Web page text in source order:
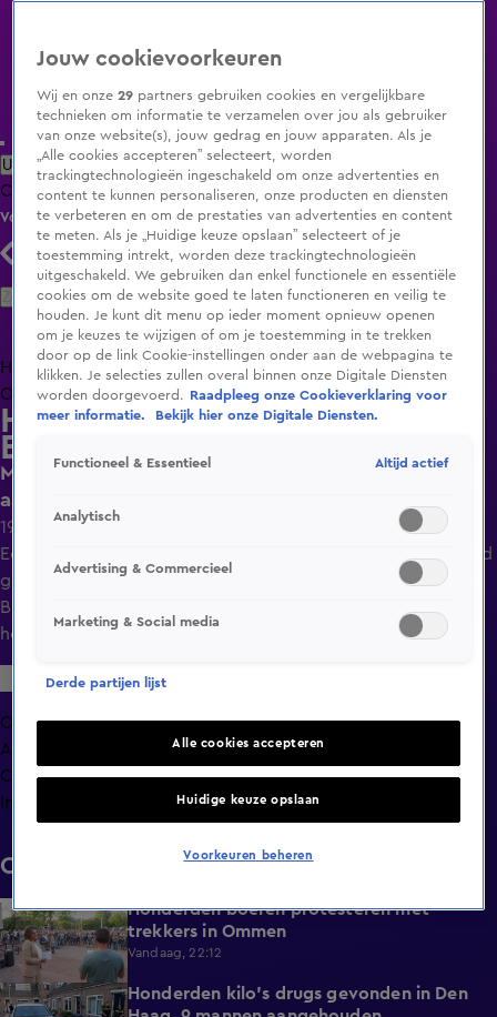
Uitzending Gemist Populaire programma's Zenders Genres
ClipsFilmsRadioSmart TV inlogShop
Volg KIJK
Zoeken
HomeUitzending Gemist Programma's De Bondgenoten
OranjezomerLivestreamsShop
Hart van Nederland - Late
Editie
Minderjarige jongen op step zwaargewond na
aanrijding met trein in Buitenpost
19 mei 2025, 11:17
Een minderjarige jongen is maandagochtend zwaargewond
geraakt bij een aanrijding met een trein in het Friese
Buitenpost. Het ongeval vond rond 08.20 uur plaats ter
hoogte van de overweg aan de Stationsstraat.
Overzicht
Afleveringen
Clips
Info
Clips
0:34
Honderden boeren protesteren met
trekkers in Ommen
Vandaag, 22:12
0:37
Honderden kilo's drugs gevonden in Den
Jouw cookievoorkeuren
Wij en onze29 partners gebruiken cookies en vergelijkbare
technieken om informatie te verzamelen over jou als gebruiker
van onze website(s), jouw gedrag en jouw apparaten. Als je
„Alle cookies accepteren” selecteert, worden
trackingtechnologieën ingeschakeld om onze advertenties en
content te kunnen personaliseren, onze producten en diensten
te verbeteren en om de prestaties van advertenties en content
te meten. Als je „Huidige keuze opslaan” selecteert of je
toestemming intrekt, worden deze trackingtechnologieën
uitgeschakeld. We gebruiken dan enkel functionele en essentiële
cookies om de website goed te laten functioneren en veilig te
houden. Je kunt dit menu op ieder moment opnieuw openen
om je keuzes te wijzigen of om je toestemming in te trekken
door op de link Cookie-instellingen onder aan de webpagina te
klikken. Je selecties zullen overal binnen onze Digitale Diensten
worden doorgevoerd.
Raadpleeg onze Cookieverklaring voor
meer informatie.
Bekijk hier onze Digitale Diensten.
Functioneel & Essentieel Altijd actief
Analytisch
Advertising & Commercieel
Marketing & Social media
Derde partijen lijst
Alle cookies accepteren
Huidige keuze opslaan
Voorkeuren beheren